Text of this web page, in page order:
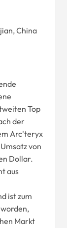
China
Top
der
Arc'teryx
von
Dollar.
aus
ist zum
Markt